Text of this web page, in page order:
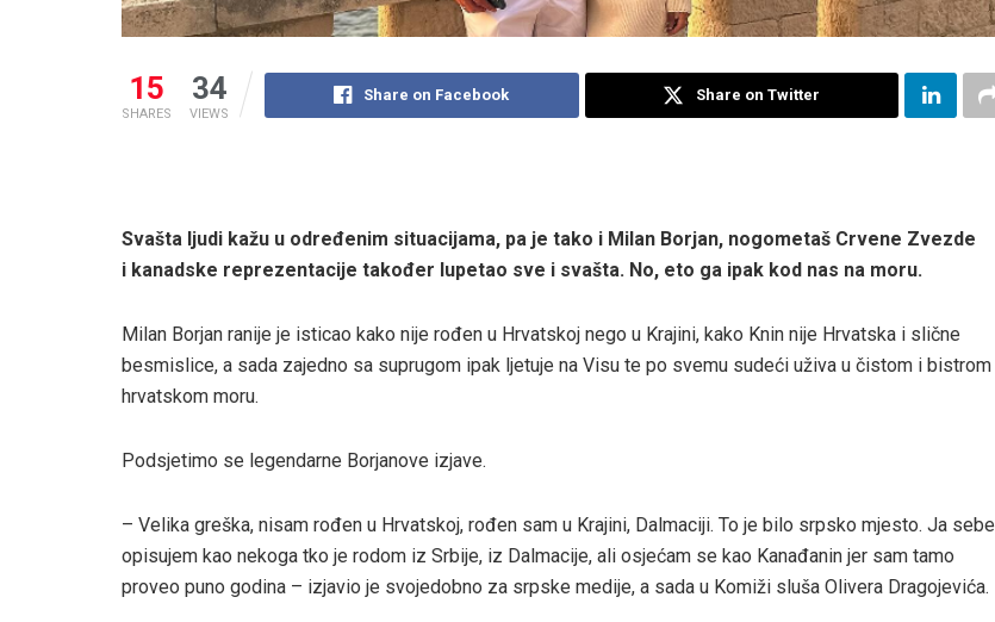
15
SHARES
34
VIEWS
Share on Facebook Share on Twitter
Svašta ljudi kažu u određenim situacijama, pa je tako i Milan Borjan, nogometaš Crvene Zvezde
i kanadske reprezentacije također lupetao sve i svašta. No, eto ga ipak kod nas na moru.
Milan Borjan ranije je isticao kako nije rođen u Hrvatskoj nego u Krajini, kako Knin nije Hrvatska i slične
besmislice, a sada zajedno sa suprugom ipak ljetuje na Visu te po svemu sudeći uživa u čistom i bistrom
hrvatskom moru.
Podsjetimo se legendarne Borjanove izjave.
– Velika greška, nisam rođen u Hrvatskoj, rođen sam u Krajini, Dalmaciji. To je bilo srpsko mjesto. Ja sebe
opisujem kao nekoga tko je rodom iz Srbije, iz Dalmacije, ali osjećam se kao Kanađanin jer sam tamo
proveo puno godina – izjavio je svojedobno za srpske medije, a sada u Komiži sluša Olivera Dragojevića.